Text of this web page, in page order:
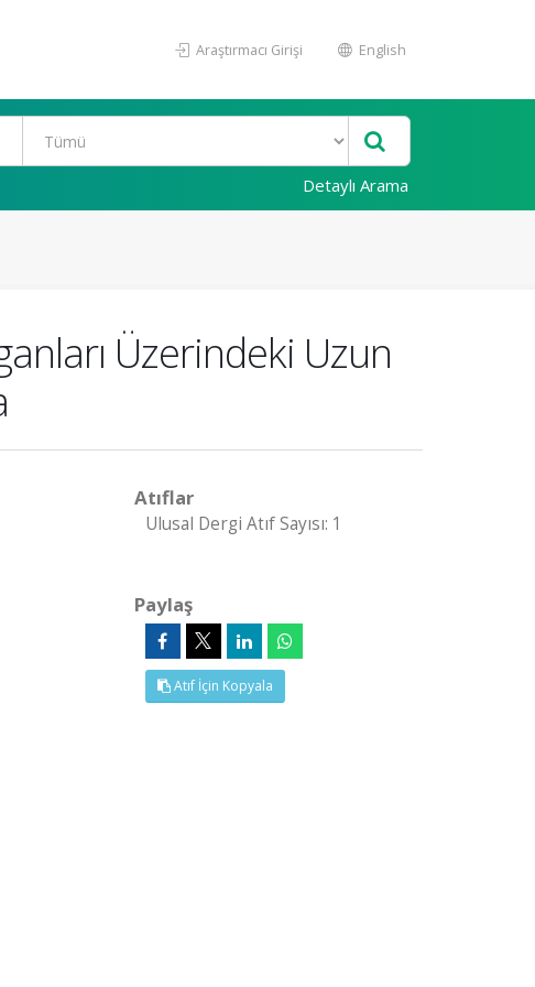
Araştırmacı Girişi English
Detaylı Arama
Üzerindeki Uzun
Atıflar
Ulusal Dergi Atıf Sayısı: 1
Paylaş
Atıf İçin Kopyala